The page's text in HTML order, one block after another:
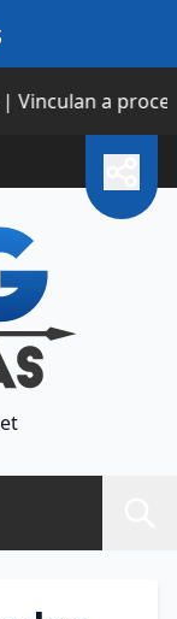
a proceso a